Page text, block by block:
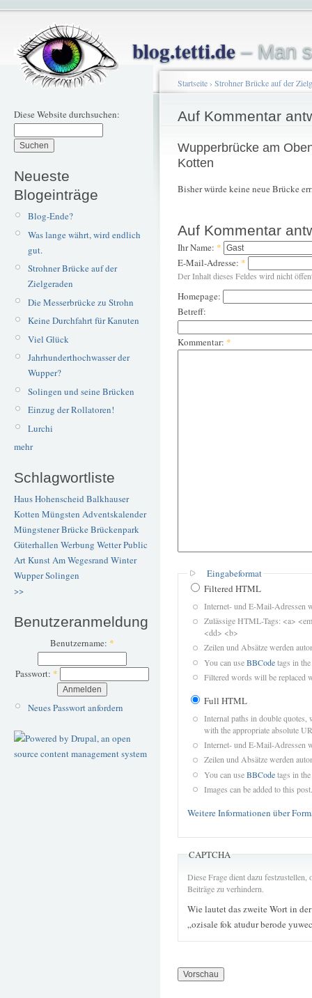
blog.tetti.de– Man
Diese Website durchsuchen:
Neueste
Blogeinträge
Blog-Ende?
Was lange währt, wird endlich
gut.
Strohner Brücke auf der
Zielgeraden
Die Messerbrücke zu Strohn
Keine Durchfahrt für Kanuten
Viel Glück
Jahrhunderthochwasser der
Wupper?
Solingen und seine Brücken
Einzug der Rollatoren!
Lurchi
mehr
Schlagwortliste
Haus Hohenscheid Balkhauser
Kotten Müngsten Adventskalender
Müngstener BrückeBrückenpark
Güterhallen Werbung WetterPublic
ArtKunstAm Wegesrand Winter
WupperSolingen
>>
Benutzeranmeldung
Benutzername: *
Passwort: *
Neues Passwort anfordern
Startseite› Strohner Brücke auf der
Auf Kommentar
Wupperbrücke am
Kotten
Bisher würde keine neue Brücke
Auf Kommentar
Ihr Name: *
E-Mail-Adresse: *
Der Inhalt dieses Feldes wird nicht
Homepage:
Betreff:
Kommentar: *
Eingabeformat
Filtered HTML
Internet- und E-Mail-Adressen
Zulässige HTML-Tags: <a>
<dd> <b>
Zeilen und Absätze werden
You can useBBCodetags in
Filtered words will be replaced
Full HTML
Internal paths in double quotes,
with the appropriate absolute
Internet- und E-Mail-Adressen
Zeilen und Absätze werden
You can useBBCodetags in
Images can be added to this post.
Weitere Informationen über
CAPTCHA
Diese Frage dient dazu
Beiträge zu verhindern.
Wie lautet das zweite Wort in
„ozisale fok atudur berode